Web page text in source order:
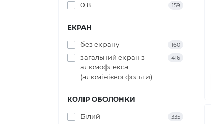
0,8 159
ЕКРАН
без екрану 160
загальний екран з
алюмофлекса
(алюмінієвої фольги)
416
КОЛІР ОБОЛОНКИ
Білий 335